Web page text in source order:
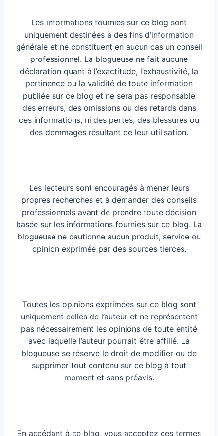
Les informations fournies sur ce blog sont
uniquement destinées à des fins d’information
générale et ne constituent en aucun cas un conseil
professionnel. La blogueuse ne fait aucune
déclaration quant à l’exactitude, l’exhaustivité, la
pertinence ou la validité de toute information
publiée sur ce blog et ne sera pas responsable
des erreurs, des omissions ou des retards dans
ces informations, ni des pertes, des blessures ou
des dommages résultant de leur utilisation.
Les lecteurs sont encouragés à mener leurs
propres recherches et à demander des conseils
professionnels avant de prendre toute décision
basée sur les informations fournies sur ce blog. La
blogueuse ne cautionne aucun produit, service ou
opinion exprimée par des sources tierces.
Toutes les opinions exprimées sur ce blog sont
uniquement celles de l’auteur et ne représentent
pas nécessairement les opinions de toute entité
avec laquelle l’auteur pourrait être affilié. La
blogueuse se réserve le droit de modifier ou de
supprimer tout contenu sur ce blog à tout
moment et sans préavis.
En accédant à ce blog, vous acceptez ces termes